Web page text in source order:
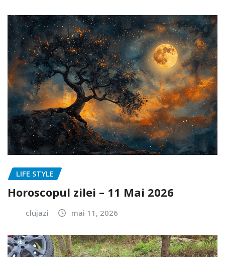
LIFE STYLE
Horoscopul zilei – 11 Mai 2026
clujazi mai 11, 2026